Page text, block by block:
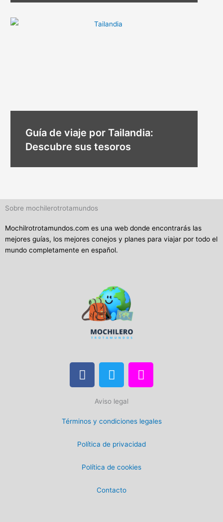
Guía de viaje por Tailandia:
Descubre sus tesoros
Sobre mochilerotrotamundos
Mochilrotrotamundos.com es una web donde encontrarás las
mejores guías, los mejores conejos y planes para viajar por todo el
mundo completamente en español.
F
a
b
o
T
w
t
t
r
I
n
a
g
r
m
Aviso legal
Términos y condiciones legales
Política de privacidad
Política de cookies
Contacto